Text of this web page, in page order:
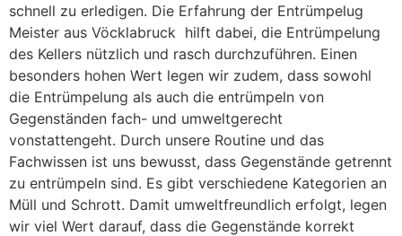
schnell zu erledigen. Die Erfahrung der Entrümpelug
Meister aus Vöcklabruck hilft dabei, die Entrümpelung
des Kellers nützlich und rasch durchzuführen. Einen
besonders hohen Wert legen wir zudem, dass sowohl
die Entrümpelung als auch die entrümpeln von
Gegenständen fach- und umweltgerecht
vonstattengeht. Durch unsere Routine und das
Fachwissen ist uns bewusst, dass Gegenstände getrennt
zu entrümpeln sind. Es gibt verschiedene Kategorien an
Müll und Schrott. Damit umweltfreundlich erfolgt, legen
wir viel Wert darauf, dass die Gegenstände korrekt